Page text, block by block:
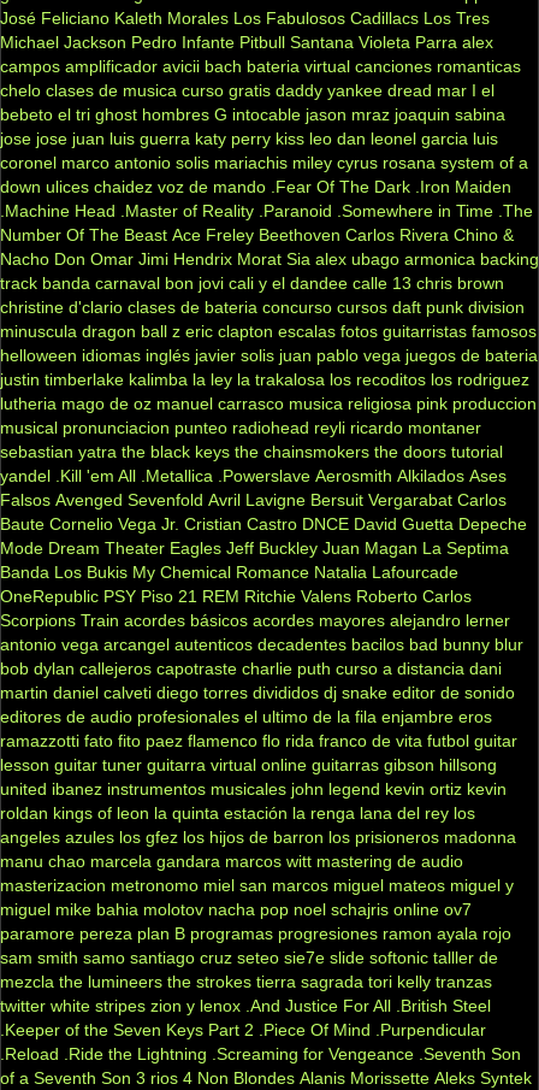
José Feliciano Kaleth Morales Los Fabulosos Cadillacs Los Tres
Michael Jackson Pedro Infante Pitbull Santana Violeta Parra alex
campos amplificador avicii bach bateria virtual canciones romanticas
chelo clases de musica curso gratis daddy yankee dread mar I el
bebeto el tri ghost hombres G intocable jason mraz joaquin sabina
jose jose juan luis guerra katy perry kiss leo dan leonel garcia luis
coronel marco antonio solis mariachis miley cyrus rosana system of a
down ulices chaidez voz de mando .Fear Of The Dark .Iron Maiden
.Machine Head
.Master of Reality .Paranoid .Somewhere in Time .The
Number Of The Beast Ace Freley Beethoven Carlos Rivera Chino &
Nacho Don Omar Jimi Hendrix Morat Sia alex ubago armonica backing
track banda carnaval bon jovi cali y el dandee calle 13 chris brown
christine d'clario clases de bateria concurso cursos daft punk division
minuscula dragon ball z eric clapton escalas fotos guitarristas famosos
helloween idiomas inglés javier solis juan pablo vega juegos de bateria
justin timberlake kalimba la ley la trakalosa los recoditos los rodriguez
lutheria mago de oz manuel carrasco musica religiosa pink produccion
musical pronunciacion punteo radiohead reyli ricardo montaner
sebastian yatra the black keys the chainsmokers the doors tutorial
yandel .Kill 'em All .Metallica .Powerslave Aerosmith Alkilados Ases
Falsos Avenged Sevenfold Avril Lavigne Bersuit Vergarabat Carlos
Baute Cornelio Vega Jr. Cristian Castro DNCE David Guetta Depeche
Mode Dream Theater Eagles Jeff Buckley Juan Magan La Septima
Banda Los Bukis My Chemical Romance Natalia Lafourcade
OneRepublic PSY Piso 21 REM Ritchie Valens Roberto Carlos
Scorpions Train acordes básicos acordes mayores alejandro lerner
antonio vega arcangel autenticos decadentes bacilos bad bunny blur
bob dylan callejeros capotraste charlie puth curso a distancia dani
martin daniel calveti diego torres divididos dj snake editor de sonido
editores de audio profesionales el ultimo de la fila enjambre eros
ramazzotti fato fito paez flamenco flo rida franco de vita futbol guitar
lesson guitar tuner guitarra virtual online guitarras gibson hillsong
united ibanez instrumentos musicales john legend kevin ortiz kevin
roldan kings of leon la quinta estación la renga lana del rey los
angeles azules los gfez los hijos de barron los prisioneros madonna
manu chao marcela gandara marcos witt mastering de audio
masterizacion metronomo miel san marcos miguel mateos miguel y
miguel mike bahia molotov nacha pop noel schajris online ov7
paramore pereza plan B programas progresiones ramon ayala rojo
sam smith samo santiago cruz seteo sie7e slide softonic talller de
mezcla the lumineers the strokes tierra sagrada tori kelly tranzas
twitter white stripes zion y lenox .And Justice For All .British Steel
.Keeper of the Seven Keys Part 2
.Piece Of Mind
.Purpendicular
.Reload
.Ride the Lightning .Screaming for Vengeance .Seventh Son
of a Seventh Son 3 rios 4 Non Blondes Alanis Morissette Aleks Syntek